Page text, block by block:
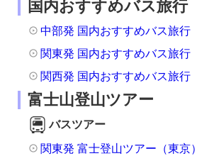
国内おすすめバス旅行
中部発 国内おすすめバス旅行
関東発 国内おすすめバス旅行
関西発 国内おすすめバス旅行
富士山登山ツアー
バスツアー
関東発 富士登山ツアー（東京）